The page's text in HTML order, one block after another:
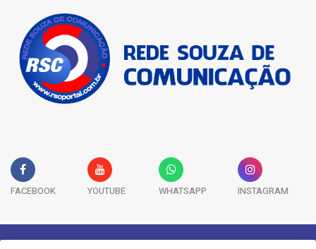
FACEBOOK YOUTUBE WHATSAPP INSTAGRAM